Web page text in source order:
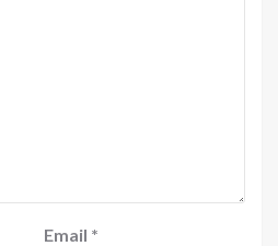
Email *